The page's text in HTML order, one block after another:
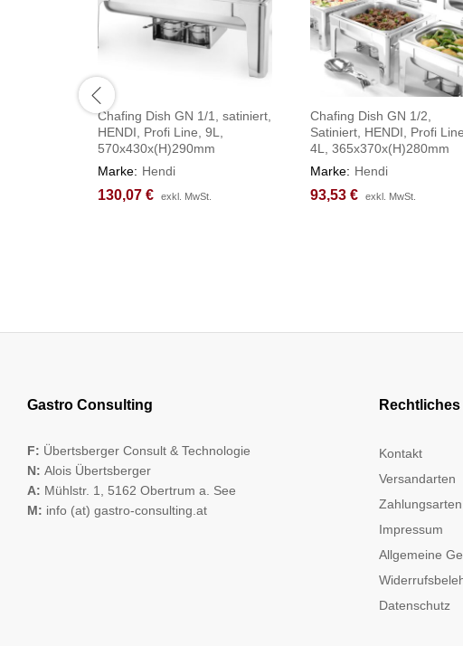
Chafing Dish GN 1/1, satiniert,
HENDI, Profi Line, 9L,
570x430x(H)290mm
Marke: Hendi
130,07 € exkl. MwSt.
130,07 € exkl. MwSt.
Chafing Dish GN 1/2,
Satiniert, HENDI, Profi Line,
4L, 365x370x(H)280mm
Marke: Hendi
93,53 € exkl. MwSt.
93,53 € exkl. MwSt.
Gastro Consulting
F: Übertsberger Consult & Technologie
N: Alois Übertsberger
A: Mühlstr. 1, 5162 Obertrum a. See
M: info (at) gastro-consulting.at
Rechtliches
Kontakt
Versandarten
Zahlungsarten
Impressum
Allgemeine
Datenschutz